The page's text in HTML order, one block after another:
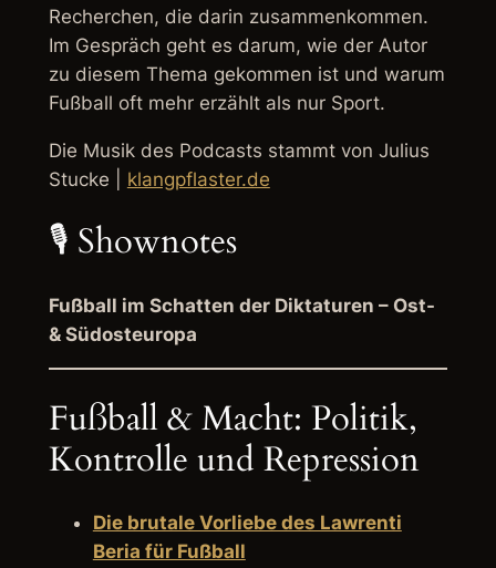
Recherchen, die darin zusammenkommen.
Im Gespräch geht es darum, wie der Autor
zu diesem Thema gekommen ist und warum
Fußball oft mehr erzählt als nur Sport.
Die Musik des Podcasts stammt von Julius
Stucke | klangpflaster.de
🎙️ Shownotes
Fußball im Schatten der Diktaturen – Ost-
& Südosteuropa
Fußball & Macht: Politik,
Kontrolle und Repression
Die brutale Vorliebe des Lawrenti
Beria für Fußball